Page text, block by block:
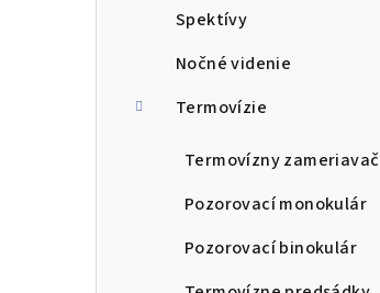
Spektívy
Nočné videnie
Termovízie
Termovízny zameriavač
Pozorovací monokulár
Pozorovací binokulár